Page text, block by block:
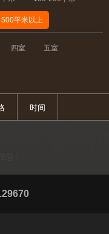
500平米以上
四室 五室
时间